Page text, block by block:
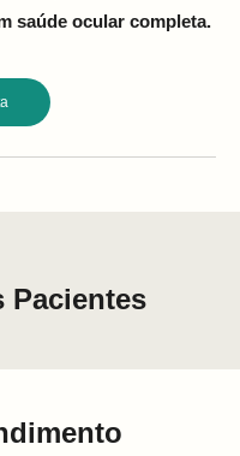
saúde ocular completa.
Pacientes